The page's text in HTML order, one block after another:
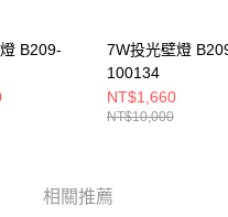
註冊。若發現惡意使用之情形，
使用額度並採取法律行動。
B209-
7W投光壁燈
100134
NT$1,660
NT$10,000
相關推薦